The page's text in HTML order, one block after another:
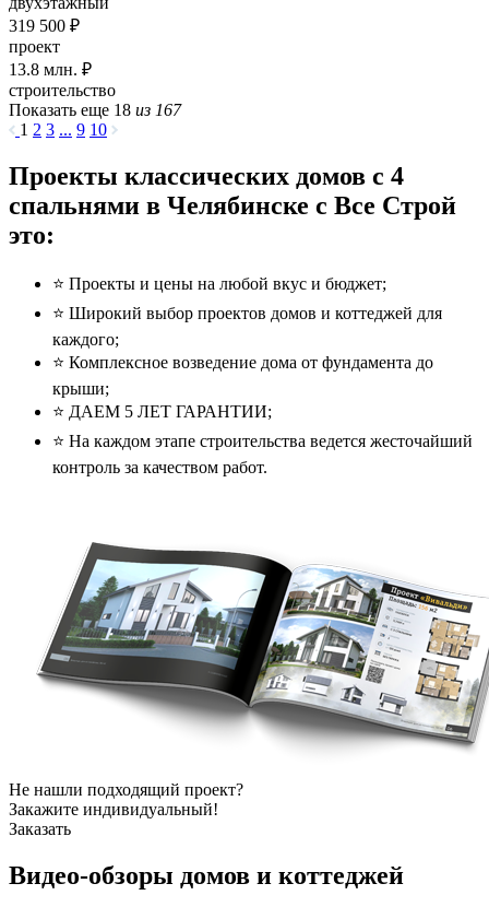
319 500 ₽
проект
13.8 млн. ₽
строительство
Показать еще 18 из 167
1 2 3 ... 9 10
Проекты классических домов с 4
спальнями в Челябинске с Все Строй
это:
⭐️ Проекты и цены на любой вкус и бюджет;
⭐️ Широкий выбор проектов домов и коттеджей для
каждого;
⭐️ Комплексное возведение дома от фундамента до
крыши;
⭐️ ДАЕМ 5 ЛЕТ ГАРАНТИИ;
⭐️ На каждом этапе строительства ведется жесточайший
контроль за качеством работ.
Не нашли подходящий проект?
Закажите индивидуальный!
Заказать
Видео-обзоры домов и коттеджей